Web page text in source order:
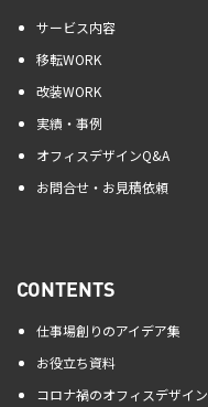
サービス内容
移転WORK
改装WORK
実績・事例
オフィスデザインQ&A
お問合せ・お見積依頼
CONTENTS
仕事場創りのアイデア集
お役立ち資料
コロナ禍のオフィスデザイン